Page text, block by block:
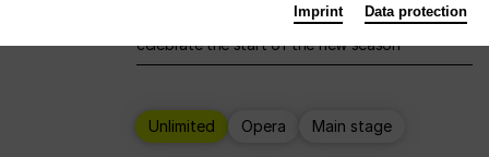
Deutsche Oper Berlin opens its doors to
celebrate the start of the new season
Unlimited Opera Main stage
Imprint Data protection